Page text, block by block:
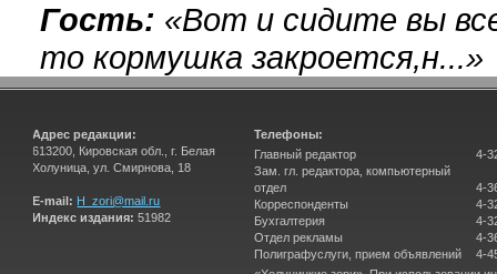
Гость: «Вот и сидите вы
то кормушка закроется,н...»
Адрес редакции:
613200, Кировская обл., г. Белая
Холуница, ул. Смирнова, 18
E-mail: H_zori@mail.ru
Индекс издания: 51982
Телефоны:
Главный редактор
Зам. гл. редактора, компьютерный
отдел
Корреспонденты
Бухгалтерия
Отдел рекламы
Полиграфуслуги, прием объявлений
4-
4-
4-
4-
4-
4-